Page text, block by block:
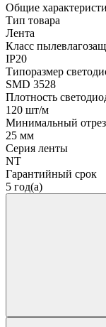
Общие
Тип товара
Лента
Класс
IP20
Типоразмер
SMD 3528
Плотность
120 шт/м
Минимальный
25 мм
Серия ленты
NT
Гарантийный срок
5 год(а)